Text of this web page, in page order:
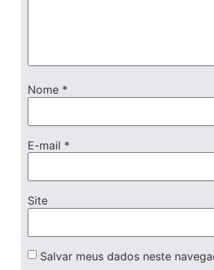
Nome *
E-mail *
Site
Salvar meus dados neste